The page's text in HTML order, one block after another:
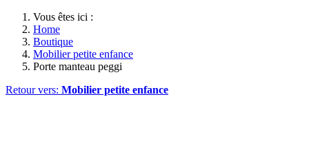
Vous êtes ici :
Home
Boutique
Mobilier petite enfance
Porte manteau peggi
Retour vers: Mobilier petite enfance